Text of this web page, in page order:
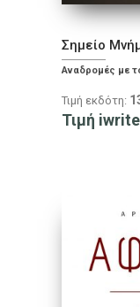
Σημείο
Αναδρομές με
Τιμή εκδότη:
Τιμή